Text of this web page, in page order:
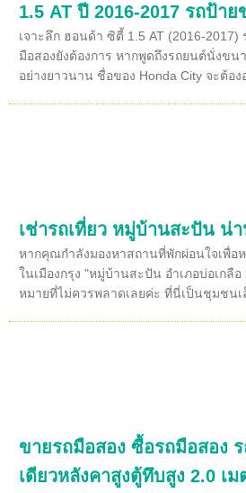
1.5 AT ปี 2016-2017 รถป้าย
เจาะลึก ฮอนด้า ซิตี้ 1.5 AT (2016-
มือสองยังต้องการ หากพูดถึงรถยนต์นั่งขน
อย่างยาวนาน ชื่อของ Honda City จะต้อง
เช่ารถเที่ยว หมู่บ้านสะปัน น่
หากคุณกำลังมองหาสถานที่พักผ่อนใจเพื่อ
ในเมืองกรุง "หมู่บ้านสะปัน อำเภอบ่อเกลื
หมายที่ไม่ควรพลาดเลยค่ะ ที่นี่เป็นชุมชนเ
ขายรถมือสอง ซื้อรถมือสอง
เดียวหลังคาสูงตู้ทึบสูง 2.0 เ